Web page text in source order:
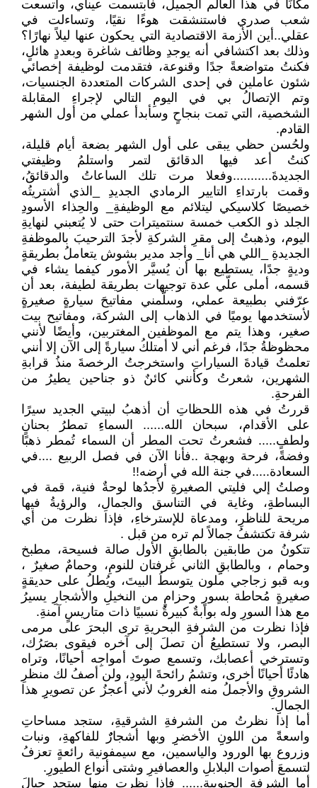
مكانًا في هذا العالم الجميل، فابتسمت عيناي، واتسعت
شعب صدري فاستنشقت هوءًا نقيًا، وتساءلت في
عقلي..أين الأزمة الاقتصادية التي يحكون عنها ليلاً نهارًا؟
وذلك بعد اكتشافي أنه يوجدِ وظائف شاغرة وبعددٍ هائلٍ،
فكنتُ متواضعةً جدًا وقنوعة، فتقدمت لوظيفة إخصائي
شئون عاملين في إحدى الشركات المتعددة الجنسيات،
وتم الإتصالُ بي في اليومِ التالي لإجراءِ المقابلة
الشخصية، التي تمت بنجاحٍ وسأبدأ عملي من أول الشهر
القادم.
ولحُسن حظي يبقى على أول الشهر بضعة أيام قليلة،
كنتُ أعد فيها الدقائق لتمر واستلمُ وظيفتي
الجديدةَ...........وفعلا مرت تلك الساعاتُ والدقائقُ،
وقمت بارتداءِ التايير الرمادي الجديدِ _الذي أشتريتُه
خصيصًا كلاسيكي ليتلائم مع الوظيفةِ_ والحِذاء الأسودِ
الجلد ذو الكعب خمسة سنتميترات حتى لا يُتعبني لنهايةِ
اليوم، وذهبتُ إلى مقرِ الشركةِ لأجدَ الترحيبَ بالموظفةِ
الجديدةِ _اللي هي أنا_ وأجد مدير بشوش يتعاملُ بطريقةٍ
وديةٍ جدًا، يستطيع بها أن يُسيَّر الأمور كيفما يشاء في
قسمه، أملى علّي عدة توجيهات بطريقة لطيفة، بعد أن
عرّفني بطبيعة عملي، وسلّمني مفاتيحَ سيارةٍ صغيرةٍ
لأستخدمها يوميًا في الذهاب إلى الشركة، ومفاتيح بيت
صغير، وهذا يتم مع الموظفين المغتربين، وأيضًا لأنني
محظوظةُ جدًا، فرغم أني لا أمتلكُ سيارةً إلى الآن إلا أنني
تعلمتُ قيادةَ السياراتِ واستخرجتُ الرخصةَ منذُ قرابةِ
الشهرين، شعرتُ وكأنني كائنٌ ذو جناحين يطيرُ من
الفرحةِ.
قررتُ في هذه اللحظاتِ أن أذهبُ لبيتي الجديد سيرًا
على الأقدام، سبحان الله...... السماءِ تمطرُ بحنانٍ
ولطفٍ..... فشعرتُ تحت المطر أن السماء تُمطر ذهبًا
وفضةً، فرحة وبهجة ..فأنا الآن في فصل الربيع ....في
السعادة.....في جنة الله في أرضه!!
وصلتُ إلي فليتي الصغيرةِ لأجدُها لوحةٌ فنية، قمة في
البساطةِِ، وغاية في التناسق والجمالِ، والرؤيةُ فيها
مريحة للناظرِ، ومدعاة للإسترخاءِ، فإذا نظرت من أي
شرفة تكتشفُ جمالاً لم تره من قبل .
تتكونُ من طابقين بالطابقِِ الأول صالة فسيحة، مطبخ
وحمام ، وبالطابقِِ الثاني غرفتان للنومِ، وحمامٌ صغيرٌ ،
وبه قبو زجاجي ملون يتوسطُ البيتَ، ويُطلُ على حديقةٍ
صغيرةٍ مُحاطة بسورٍ وحزامٍ من النخيلِ والأشجارِ يسيرُ
مع هذا السورِ وله بوابةٌ كبيرةٌ نسبيًا ذات متاريسٍ آمنةِ.
فإذا نظرت من الشرفةِِ البحريةِ ترى البحرَ على مرمى
البصر، ولا تستطيعُ أن تصلَ إلى آخره فيقوى بصَرُك،
وتسترخي أعصابك، وتسمع صوتَ أمواجِه أحيانًا، وتراه
هادئًا أحيانًا أخرى، وتشمُ رائحةَ اليودِ، ولن أصفُ لك منظرِ
الشروقِ والأجملُ منه الغروبُ لأني أعجزُ عن تصويرِِِ هذا
الجمالِِ.
أما إذا نظرتُ من الشرفةِ الشرقيةِ، ستجد مساحاتِ
واسعةًَ من اللونِِ الأخضرِِ وبها أشجارٌٌ للفاكهةِ، ونبات
وزروع بها الورود والياسمين، مع سيمفونية رائعةٍ تعزفُ
لتسمعَ أصوات البلابلِ والعصافيرِ وشتى أنواع الطيورِ.
أما الشرفة الجنوبية...... فإذا نظرت منها ستجد جبالَ